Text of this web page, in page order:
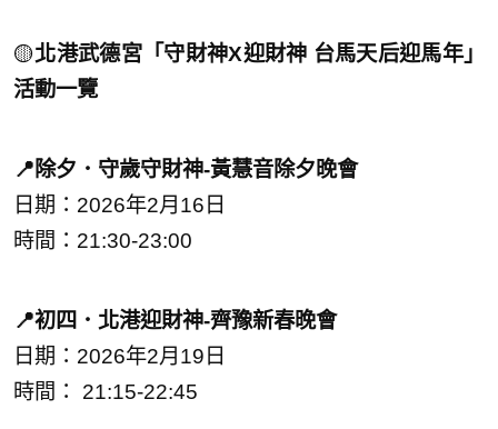
🟡北港武德宮「守財神X迎財神 台馬天后迎馬年」
活動一覽
📍除夕．守歲守財神-黃慧音除夕晚會
日期：2026年2月16日
時間：21:30-23:00
📍初四．北港迎財神-齊豫新春晚會
日期：2026年2月19日
時間： 21:15-22:45